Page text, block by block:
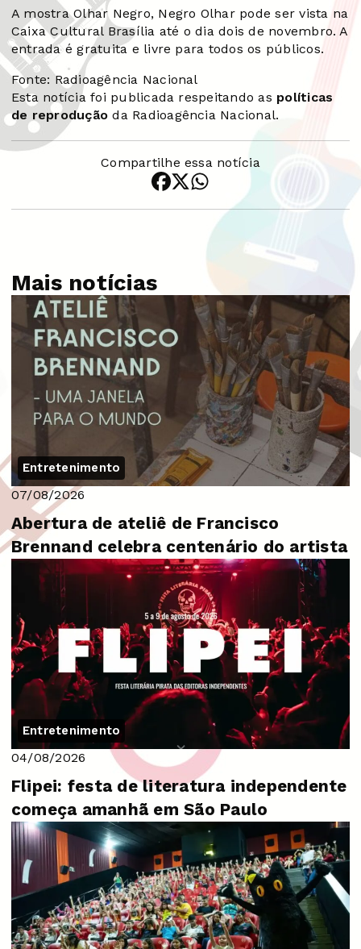
A mostra Olhar Negro, Negro Olhar pode ser vista na
Caixa Cultural Brasília até o dia dois de novembro. A
entrada é gratuita e livre para todos os públicos.
Fonte: Radioagência Nacional
Esta notícia foi publicada respeitando as políticas
de reprodução da Radioagência Nacional.
Compartilhe essa notícia
Mais notícias
Entretenimento
07/08/2026
Abertura de ateliê de Francisco
Brennand celebra centenário do artista
Entretenimento
04/08/2026
Flipei: festa de literatura independente
começa amanhã em São Paulo